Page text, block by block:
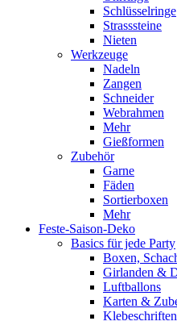
Schlüsselringe
Strasssteine
Nieten
Werkzeuge
Nadeln
Zangen
Schneider
Webrahmen
Mehr
Gießformen
Zubehör
Garne
Fäden
Sortierboxen
Mehr
Feste-Saison-Deko
Basics für jede Party
Boxen,
Girlanden &
Luftballons
Karten &